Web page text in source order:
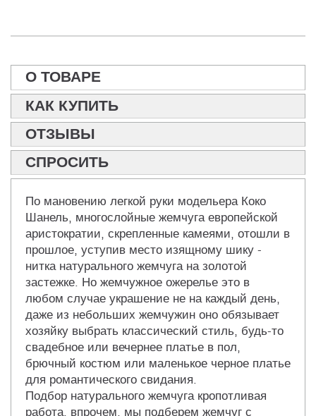
О ТОВАРЕ
КАК КУПИТЬ
ОТЗЫВЫ
СПРОСИТЬ
По мановению легкой руки модельера Коко
Шанель, многослойные жемчуга европейской
аристократии, скрепленные камеями, отошли в
прошлое, уступив место изящному шику -
нитка натурального жемчуга на золотой
застежке. Но жемчужное ожерелье это в
любом случае украшение не на каждый день,
даже из небольших жемчужин оно обязывает
хозяйку выбрать классический стиль, будь-то
свадебное или вечернее платье в пол,
брючный костюм или маленькое черное платье
для романтического свидания.
Подбор натурального жемчуга кропотливая
работа, впрочем, мы подберем жемчуг с